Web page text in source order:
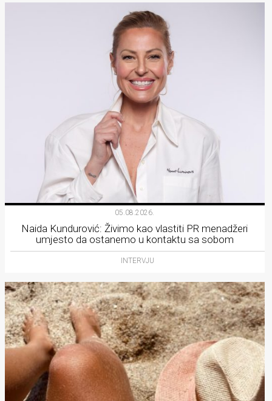
05.08.2026.
Naida Kundurović: Živimo kao vlastiti PR menadžeri
umjesto da ostanemo u kontaktu sa sobom
INTERVJU